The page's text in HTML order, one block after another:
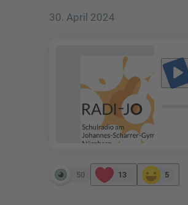
30. April 2024
play_arrow
50 13 5